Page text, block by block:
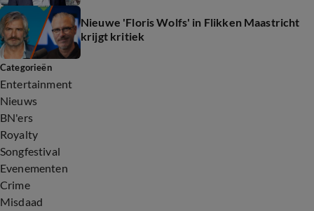
Nieuwe 'Floris Wolfs' in Flikken Maastricht
krijgt kritiek
Categorieën
Entertainment
Nieuws
BN'ers
Royalty
Songfestival
Evenementen
Crime
Misdaad